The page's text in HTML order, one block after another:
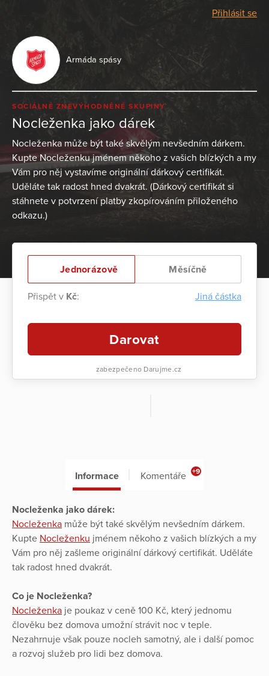
Přihlásit se
Armáda spásy
SOCIÁLNĚ ZNEVÝHODNĚNÉ SKUPINY
Nocleženka jako dárek
Nocleženka může být také skvělým nevšedním dárkem.
Kupte Nocleženku jménem někoho z vašich blízkých a my
Vám pro něj vystavíme originální dárkový certifikát.
Uděláte tak radost hned dvakrát. (Dárkový certifikát si
stáhnete v potvrzení platby zkopírováním přiloženého
odkazu.)
Jednorázově Měsíčně
Přispět v Kč: Jiná částka
Darovat
zabezpečeno Darujme.cz
Informace Komentáře +9
Nocleženka jako dárek:
Nocleženka může být také skvělým nevšedním dárkem.
Kupte Nocleženku jménem někoho z vašich blízkých a my
Vám pro něj zašleme originální dárkový certifikát. Uděláte
tak radost hned dvakrát.
Co je Nocleženka?
Nocleženka je poukaz v ceně 100 Kč, který jednomu
člověku bez domova umožní strávit noc v teple.
Nezahrnuje však pouze nocleh samotný, ale i další pomoc
a rozvoj služeb pro lidi bez domova.